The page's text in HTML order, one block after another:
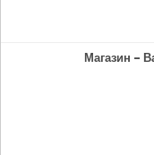
Магазин -